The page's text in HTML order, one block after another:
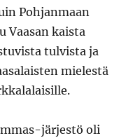
Pohjanmaan
Vaasan kaista
tulvista ja
mielestä
järjestö oli